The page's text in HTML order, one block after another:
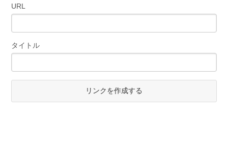
URL
タイトル
リンクを作成する